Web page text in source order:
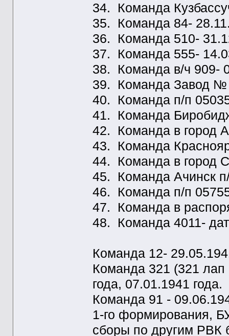
34. Команда
35. Команда 84-
36. Команда 510-
37. Команда 555-
38. Команда в/ч 909-
39. Команда Завод №
40. Команда п/п
41. Команда
42. Команда в город
43. Команда
44. Команда в город
45. Команда Ачинск
46. Команда п/п
47. Команда в
48. Команда 4011-
Команда 12-
Команда 321 (321
года, 07.01.1941 года.
Команда 91 -
1-го формирования,
сборы по другим РВК